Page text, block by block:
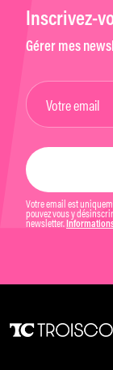
Inscrivez-
Gérer mes
Votre email est
pouvez vous y
newsletter.